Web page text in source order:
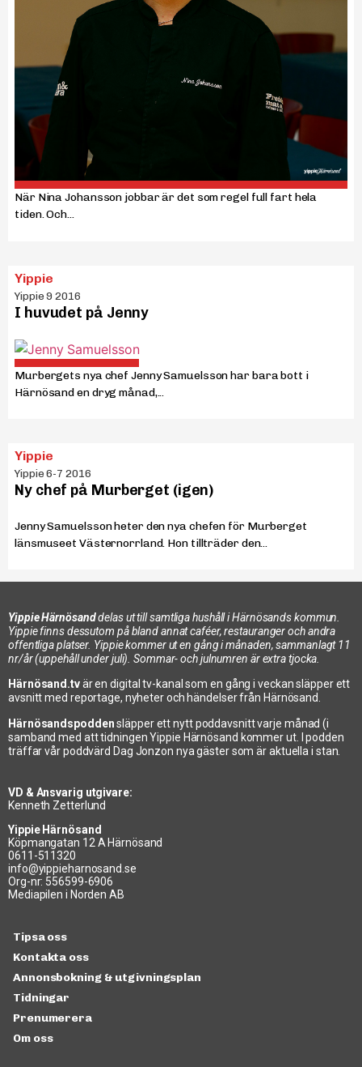
När Nina Johansson jobbar är det som regel full fart hela
tiden. Och...
Yippie
Yippie 9 2016
I huvudet på Jenny
Murbergets nya chef Jenny Samuelsson har bara bott i
Härnösand en dryg månad,...
Yippie
Yippie 6-7 2016
Ny chef på Murberget (igen)
Jenny Samuelsson heter den nya chefen för Murberget
länsmuseet Västernorrland. Hon tillträder den...
Yippie Härnösanddelas ut till samtliga hushåll i Härnösands kommun.
Yippie finns dessutom på bland annat caféer, restauranger och andra
offentliga platser. Yippie kommer ut en gång i månaden, sammanlagt 11
nr/år (uppehåll under juli). Sommar- och julnumren är extra tjocka.
Härnösand.tvär en digital tv-kanal som en gång i veckan släpper ett
avsnitt med reportage, nyheter och händelser från Härnösand.
Härnösandspoddensläpper ett nytt poddavsnitt varje månad (i
samband med att tidningen Yippie Härnösand kommer ut. I podden
träffar vår poddvärd Dag Jonzon nya gäster som är aktuella i stan.
VD & Ansvarig utgivare:
Kenneth Zetterlund
Yippie Härnösand
Köpmangatan 12 A Härnösand
0611-511320
info@yippieharnosand.se
Org-nr: 556599-6906
Mediapilen i Norden AB
Tipsa oss
Kontakta oss
Annonsbokning & utgivningsplan
Tidningar
Prenumerera
Om oss